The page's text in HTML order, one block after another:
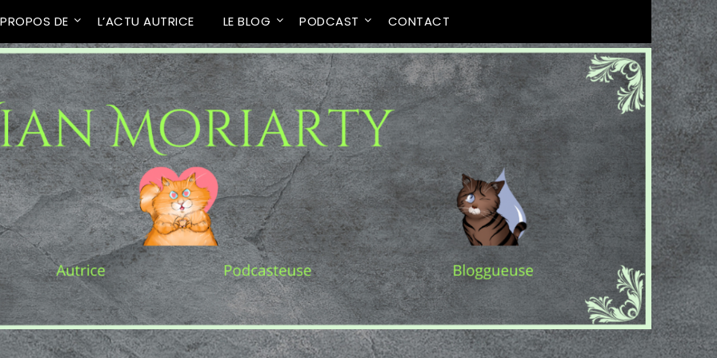
DE L’ACTU AUTRICE LE BLOG PODCAST CONTACT